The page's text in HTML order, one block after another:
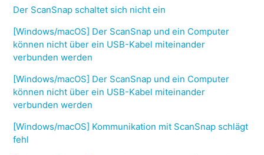
Der ScanSnap schaltet sich nicht ein
[Windows/macOS] Der ScanSnap und ein Computer
können nicht über ein USB-Kabel miteinander
verbunden werden
[Windows/macOS] Der ScanSnap und ein Computer
können nicht über ein USB-Kabel miteinander
verbunden werden
[Windows/macOS] Kommunikation mit ScanSnap schlägt
fehl